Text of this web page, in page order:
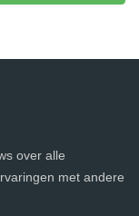
over alle
met andere